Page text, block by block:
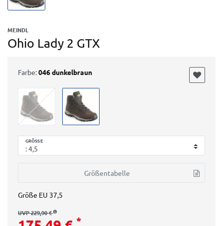
MEINDL
Ohio Lady 2 GTX
GRÖSSE
Größentabelle
Farbe:046 dunkelbraun
Größe EU 37,5
UVP 229,90 €
*